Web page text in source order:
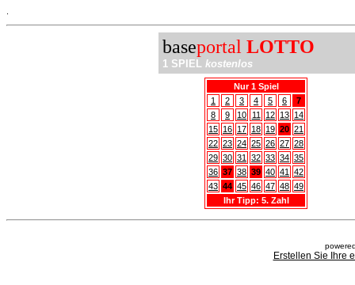
baseportal LOTTO
1 SPIEL kostenlos
Nur 1 Spiel
1
2 3 4 5 6
7
8
9 10 11 12 13 14
15 16 17 18 19 20 21
22 23 24 25 26 27 28
29 30 31 32 33 34 35
36 37 38 39 40 41
42
43 44 45 46 47 48 49
Ihr Tipp: 5. Zahl
Erstellen Sie Ihre